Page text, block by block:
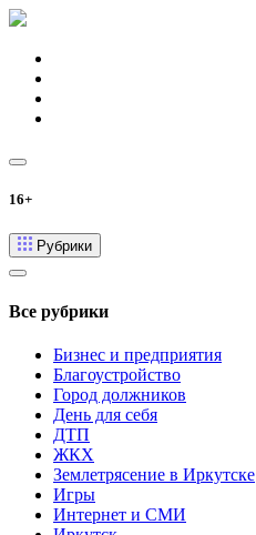
16+
Рубрики
Все рубрики
Бизнес и предприятия
Благоустройство
Город должников
День для себя
ДТП
ЖКХ
Землетрясение в Иркутске
Игры
Интернет и СМИ